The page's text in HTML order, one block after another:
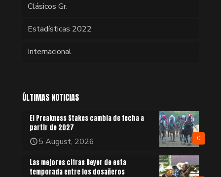
Clásicos Gr.
Estadísticas 2022
Internacional
ÚLTIMAS NOTICIAS
0
El Preakness Stakes cambia de fecha a
partir de 2027
5 August, 2026
Las mejores cifras Beyer de esta
temporada entre los dosañeros